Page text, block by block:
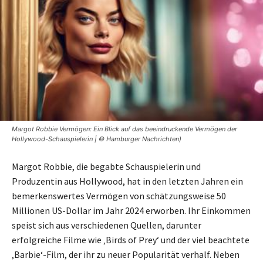
Margot Robbie Vermögen: Ein Blick auf das beeindruckende Vermögen der
Hollywood-Schauspielerin | © Hamburger Nachrichten)
Margot Robbie, die begabte Schauspielerin und
Produzentin aus Hollywood, hat in den letzten Jahren ein
bemerkenswertes Vermögen von schätzungsweise 50
Millionen US-Dollar im Jahr 2024 erworben. Ihr Einkommen
speist sich aus verschiedenen Quellen, darunter
erfolgreiche Filme wie ‚Birds of Prey‘ und der viel beachtete
‚Barbie‘-Film, der ihr zu neuer Popularität verhalf. Neben